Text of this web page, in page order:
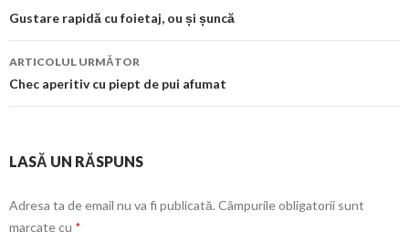
în
articol
Gustare rapidă cu foietaj, ou și șuncă
ARTICOLUL URMĂTOR
Chec aperitiv cu piept de pui afumat
LASĂ UN RĂSPUNS
Adresa ta de email nu va fi publicată. Câmpurile obligatorii sunt
marcate cu *